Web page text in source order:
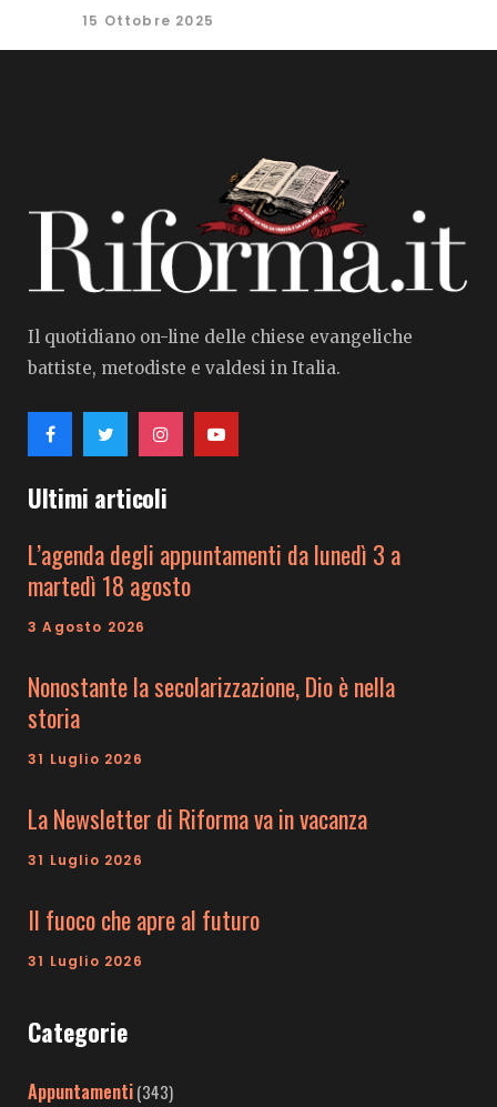
15 Ottobre 2025
Il quotidiano on-line delle chiese evangeliche
battiste, metodiste e valdesi in Italia.
Ultimi articoli
L’agenda degli appuntamenti da lunedì 3 a
martedì 18 agosto
3 Agosto 2026
Nonostante la secolarizzazione, Dio è nella
storia
31 Luglio 2026
La Newsletter di Riforma va in vacanza
31 Luglio 2026
Il fuoco che apre al futuro
31 Luglio 2026
Categorie
Appuntamenti(343)